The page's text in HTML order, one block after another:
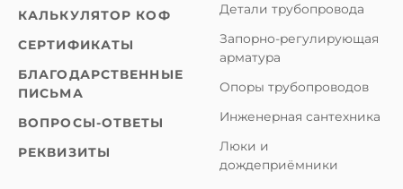
КАЛЬКУЛЯТОР КОФ
СЕРТИФИКАТЫ
БЛАГОДАРСТВЕННЫЕ
ПИСЬМА
ВОПРОСЫ-ОТВЕТЫ
РЕКВИЗИТЫ
Детали трубопровода
Запорно-регулирующая
арматура
Опоры трубопроводов
Инженерная сантехника
Люки и
дождеприёмники